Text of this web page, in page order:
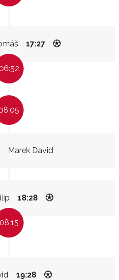
17:27
06:52
Marek David
18:28
08:15
19:28